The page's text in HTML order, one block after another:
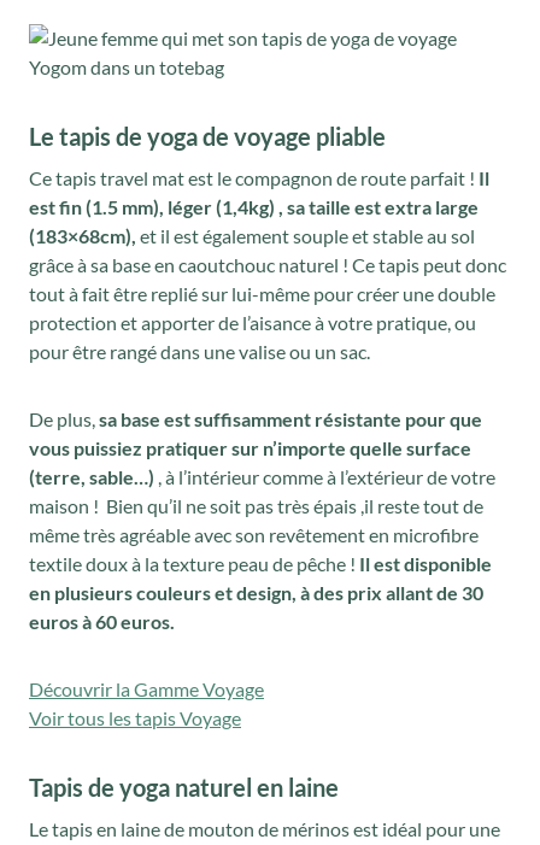
Le tapis de yoga de voyage pliable
Ce tapis travel mat est le compagnon de route parfait ! Il
est fin (1.5 mm), léger (1,4kg) , sa taille est extra large
(183×68cm), et il est également souple et stable au sol
grâce à sa base en caoutchouc naturel ! Ce tapis peut donc
tout à fait être replié sur lui-même pour créer une double
protection et apporter de l’aisance à votre pratique, ou
pour être rangé dans une valise ou un sac.
De plus,sa base est suffisamment résistante pour que
vous puissiez pratiquer sur n’importe quelle surface
(terre, sable…) , à l’intérieur comme à l’extérieur de votre
maison ! Bien qu’il ne soit pas très épais ,il reste tout de
même très agréable avec son revêtement en microfibre
textile doux à la texture peau de pêche ! Il est disponible
en plusieurs couleurs et design, à des prix allant de 30
euros à 60 euros.
Découvrir la Gamme Voyage
Voir tous les tapis Voyage
Tapis de yoga naturel en laine
Le tapis en laine de mouton de mérinos est idéal pour une